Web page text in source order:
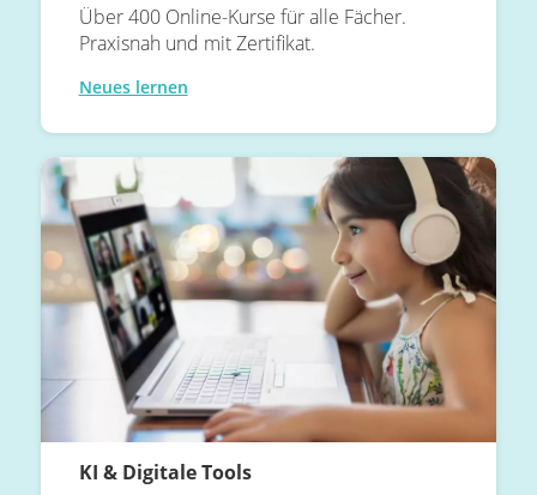
Über 400 Online-Kurse für alle Fächer.
Praxisnah und mit Zertifikat.
Neues lernen
KI & Digitale Tools